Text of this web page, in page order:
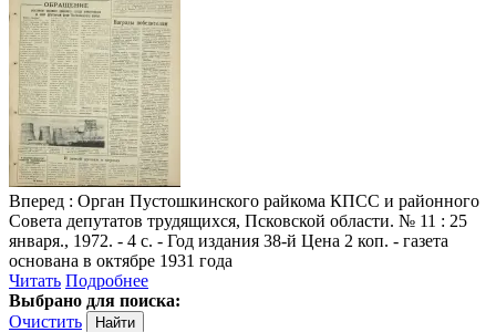
Вперед : Орган Пустошкинского райкома КПСС и районного
Совета депутатов трудящихся, Псковской области. № 11 : 25
января., 1972. - 4 с. - Год издания 38-й Цена 2 коп. - газета
основана в октябре 1931 года
Читать Подробнее
Выбрано для поиска:
Очистить